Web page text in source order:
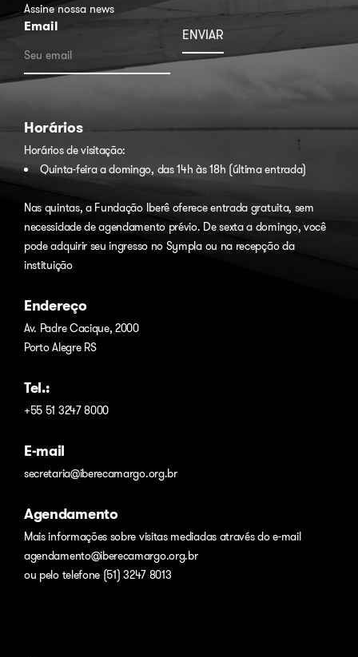
Assine nossa news
Email
Horários
Horários de visitação:
Quinta-feira a domingo, das 14h às 18h (última entrada)
Nas quintas, a Fundação Iberê oferece entrada gratuita, sem
necessidade de agendamento prévio. De sexta a domingo, você
pode adquirir seu ingresso no Symplaou na recepção da
instituição
Endereço
Av. Padre Cacique, 2000
Porto Alegre RS
Tel.:
+55 51 3247 8000
E-mail
secretaria@iberecamargo.org.br
Agendamento
Mais informações sobre visitas mediadas através do e-mail
agendamento@iberecamargo.org.br
ou pelo telefone (51) 3247 8013